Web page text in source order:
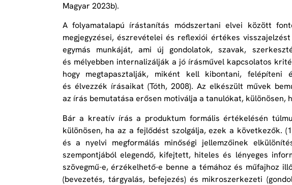
Magyar 2023b).
A folyamatalapú írástanítás módszertani elvei között
megjegyzései, észrevételei és reflexiói értékes
egymás munkáját, ami új gondolatok, szavak,
és mélyebben internalizálják a jó írásművel kapcsolatos
hogy megtapasztalják, miként kell kibontani, felépíteni
és élvezzék írásaikat (Tóth, 2008). Az elkészült művek
az írás bemutatása erősen motiválja a tanulókat,
Bár a kreatív írás a produktum formális értékelésén
különösen, ha az a fejlődést szolgálja, ezek a következők.
és a nyelvi megformálás minőségi jellemzőinek
szempontjából elegendő, kifejtett, hiteles és lényeges
szövegmű-e, érzékelhető-e benne a témához és műfajhoz
(bevezetés, tárgyalás, befejezés) és mikroszerkezeti